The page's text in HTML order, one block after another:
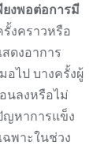
งพอต่อการมี
งคราวหรือ
ดงอาการ
ไป บางครั้งผู้
นลงหรือไม่
ญหาการแข็ง
ฉพาะในช่วง